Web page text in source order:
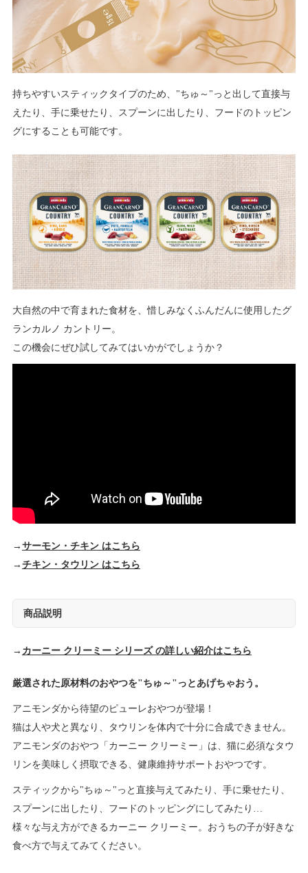
持ちやすいスティックタイプのため、"ちゅ～"っと出して直接与
えたり、手に乗せたり、スプーンに出したり、フードのトッピン
グにすることも可能です。
大自然の中で育まれた食材を、惜しみなくふんだんに使用したグ
ランカルノ カントリー。
この機会にぜひ試してみてはいかがでしょうか？
→ サーモン・チキン はこちら
→ チキン・タウリン はこちら
商品説明
→ カーニー クリーミー シリーズ の詳しい紹介はこちら
厳選された原材料のおやつを"ちゅ～"っとあげちゃおう。
アニモンダから待望のピューレおやつが登場！
猫は人や犬と異なり、タウリンを体内で十分に合成できません。
アニモンダのおやつ「カーニー クリーミー」は、猫に必須なタウ
リンを美味しく摂取できる、健康維持サポートおやつです。
スティックから"ちゅ～"っと直接与えてみたり、手に乗せたり、
スプーンに出したり、フードのトッピングにしてみたり…
様々な与え方ができるカーニー クリーミー。おうちの子が好きな
食べ方で与えてみてください。